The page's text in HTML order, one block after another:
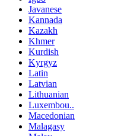
Javanese
Kannada
Kazakh
Khmer
Kurdish
Kyrgyz
Latin
Latvian
Lithuanian
Luxembou..
Macedonian
Malagasy